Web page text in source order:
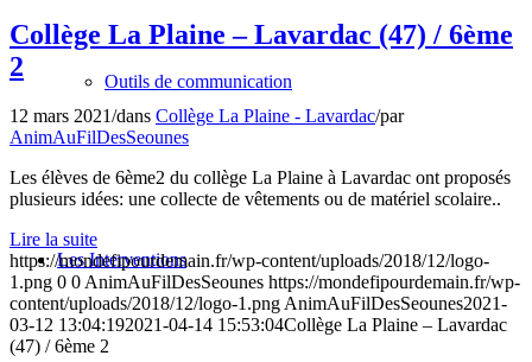
Outils de communication
Les Interventions
Collège La Plaine – Lavardac (47) / 6ème
2
12 mars 2021/dans Collège La Plaine - Lavardac/par
AnimAuFilDesSeounes
Les élèves de 6ème2 du collège La Plaine à Lavardac ont proposés
plusieurs idées: une collecte de vêtements ou de matériel scolaire..
Lire la suite
https://mondefipourdemain.fr/wp-content/uploads/2018/12/logo-
1.png 0 0AnimAuFilDesSeounes https://mondefipourdemain.fr/wp-
content/uploads/2018/12/logo-1.pngAnimAuFilDesSeounes2021-
03-12 13:04:192021-04-14 15:53:04Collège La Plaine – Lavardac
(47) / 6ème 2